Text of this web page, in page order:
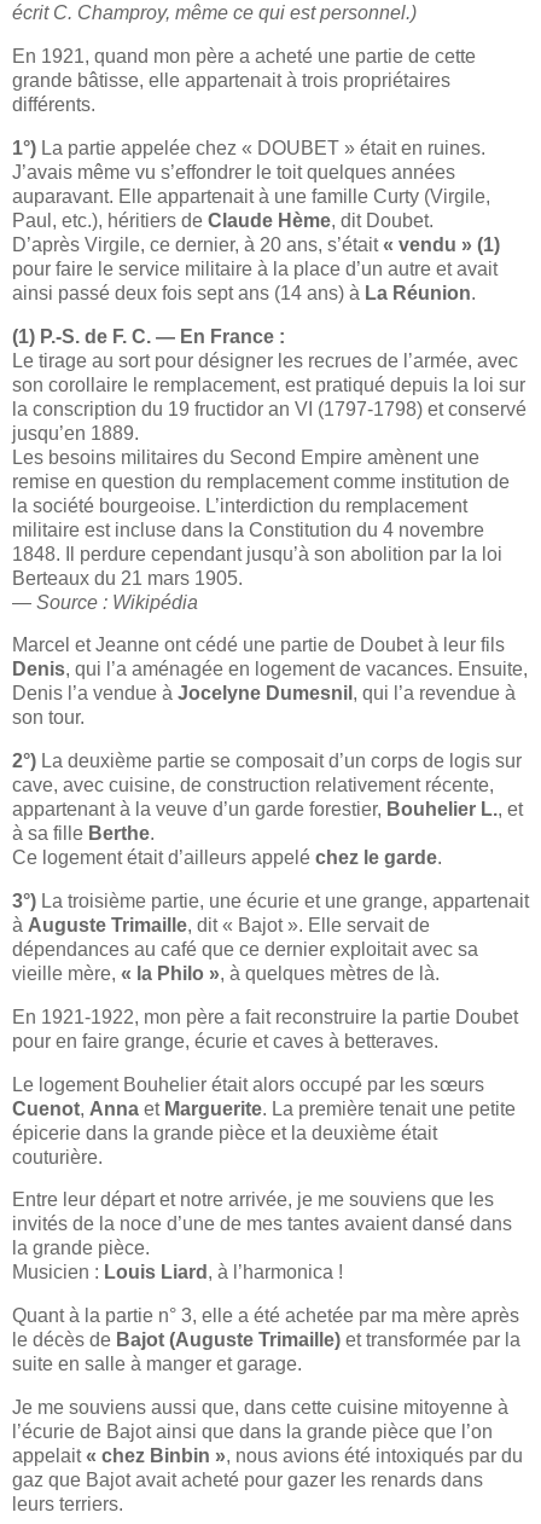
écrit C. Champroy, même ce qui est personnel.)
En 1921, quand mon père a acheté une partie de cette
grande bâtisse, elle appartenait à trois propriétaires
différents.
1°) La partie appelée chez « DOUBET » était en ruines.
J’avais même vu s’effondrer le toit quelques années
auparavant. Elle appartenait à une famille Curty (Virgile,
Paul, etc.), héritiers de Claude Hème, dit Doubet.
D’après Virgile, ce dernier, à 20 ans, s’était« vendu » (1)
pour faire le service militaire à la place d’un autre et avait
ainsi passé deux fois sept ans (14 ans) à La Réunion.
(1) P.-S. de F. C. — En France :
Le tirage au sort pour désigner les recrues de l’armée, avec
son corollaire le remplacement, est pratiqué depuis la loi sur
la conscription du 19 fructidor an VI (1797-1798) et conservé
jusqu’en 1889.
Les besoins militaires du Second Empire amènent une
remise en question du remplacement comme institution de
la société bourgeoise. L’interdiction du remplacement
militaire est incluse dans la Constitution du 4 novembre
1848. Il perdure cependant jusqu’à son abolition par la loi
Berteaux du 21 mars 1905.
— Source : Wikipédia
Marcel et Jeanne ont cédé une partie de Doubet à leur fils
Denis, qui l’a aménagée en logement de vacances. Ensuite,
Denis l’a vendue à Jocelyne Dumesnil , qui l’a revendue à
son tour.
2°) La deuxième partie se composait d’un corps de logis sur
cave, avec cuisine, de construction relativement récente,
appartenant à la veuve d’un garde forestier, Bouhelier L., et
à sa fille Berthe.
Ce logement était d’ailleurs appelé chez le garde.
3°) La troisième partie, une écurie et une grange, appartenait
à Auguste Trimaille, dit « Bajot ». Elle servait de
dépendances au café que ce dernier exploitait avec sa
vieille mère, « la Philo », à quelques mètres de là.
En 1921-1922, mon père a fait reconstruire la partie Doubet
pour en faire grange, écurie et caves à betteraves.
Le logement Bouhelier était alors occupé par les sœurs
Cuenot, Anna et Marguerite. La première tenait une petite
épicerie dans la grande pièce et la deuxième était
couturière.
Entre leur départ et notre arrivée, je me souviens que les
invités de la noce d’une de mes tantes avaient dansé dans
la grande pièce.
Musicien : Louis Liard , à l’harmonica !
Quant à la partie n° 3, elle a été achetée par ma mère après
le décès de Bajot (Auguste Trimaille) et transformée par la
suite en salle à manger et garage.
Je me souviens aussi que, dans cette cuisine mitoyenne à
l’écurie de Bajot ainsi que dans la grande pièce que l’on
appelait« chez Binbin », nous avions été intoxiqués par du
gaz que Bajot avait acheté pour gazer les renards dans
leurs terriers.